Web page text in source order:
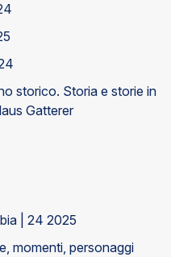
storico. Storia e storie in
Gatterer
| 24 2025
momenti, personaggi